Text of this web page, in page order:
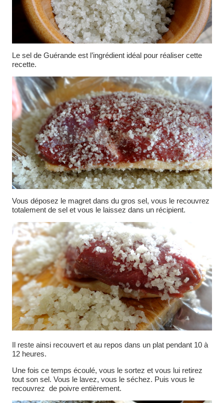
Le sel de Guérande est l’ingrédient idéal pour réaliser cette
recette.
Vous déposez le magret dans du gros sel, vous le recouvrez
totalement de sel et vous le laissez dans un récipient.
Il reste ainsi recouvert et au repos dans un plat pendant 10 à
12 heures.
Une fois ce temps écoulé, vous le sortez et vous lui retirez
tout son sel. Vous le lavez, vous le séchez. Puis vous le
recouvrez de poivre entièrement.